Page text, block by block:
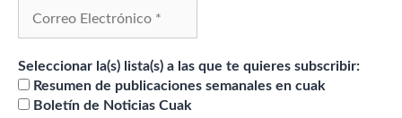
Seleccionar la(s) lista(s) a las que te quieres subscribir:
Resumen de publicaciones semanales en cuak
Boletín de Noticias Cuak